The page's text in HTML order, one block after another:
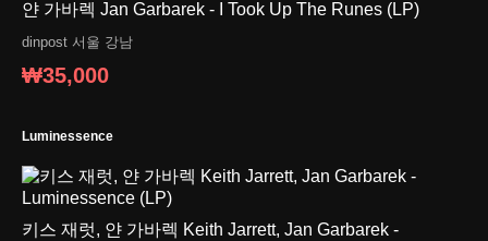
얀 가바렉 Jan Garbarek - I Took Up The Runes (LP)
dinpost 서울 강남
₩35,000
Luminessence
키스 재럿, 얀 가바렉 Keith Jarrett, Jan Garbarek -